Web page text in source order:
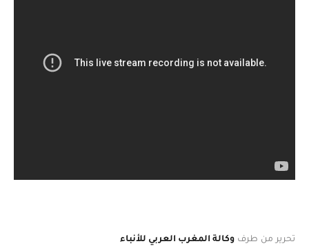
تحرير من طرف وكالة المغرب العربي للأنباء